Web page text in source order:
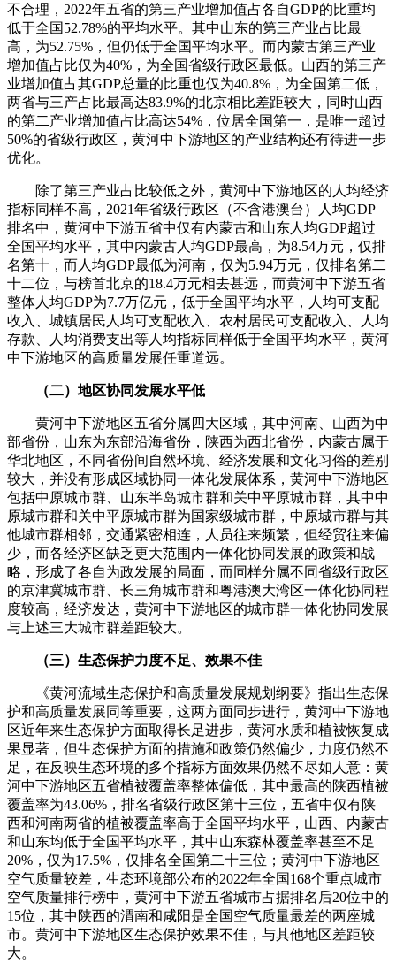
不合理，2022年五省的第三产业增加值占各自GDP的比重均
低于全国52.78%的平均水平。其中山东的第三产业占比最
高，为52.75%，但仍低于全国平均水平。而内蒙古第三产业
增加值占比仅为40%，为全国省级行政区最低。山西的第三产
业增加值占其GDP总量的比重也仅为40.8%，为全国第二低，
两省与三产占比最高达83.9%的北京相比差距较大，同时山西
的第二产业增加值占比高达54%，位居全国第一，是唯一超过
50%的省级行政区，黄河中下游地区的产业结构还有待进一步
优化。
除了第三产业占比较低之外，黄河中下游地区的人均经济
指标同样不高，2021年省级行政区（不含港澳台）人均GDP
排名中，黄河中下游五省中仅有内蒙古和山东人均GDP超过
全国平均水平，其中内蒙古人均GDP最高，为8.54万元，仅排
名第十，而人均GDP最低为河南，仅为5.94万元，仅排名第二
十二位，与榜首北京的18.4万元相去甚远，而黄河中下游五省
整体人均GDP为7.7万亿元，低于全国平均水平，人均可支配
收入、城镇居民人均可支配收入、农村居民可支配收入、人均
存款、人均消费支出等人均指标同样低于全国平均水平，黄河
中下游地区的高质量发展任重道远。
（二）地区协同发展水平低
黄河中下游地区五省分属四大区域，其中河南、山西为中
部省份，山东为东部沿海省份，陕西为西北省份，内蒙古属于
华北地区，不同省份间自然环境、经济发展和文化习俗的差别
较大，并没有形成区域协同一体化发展体系，黄河中下游地区
包括中原城市群、山东半岛城市群和关中平原城市群，其中中
原城市群和关中平原城市群为国家级城市群，中原城市群与其
他城市群相邻，交通紧密相连，人员往来频繁，但经贸往来偏
少，而各经济区缺乏更大范围内一体化协同发展的政策和战
略，形成了各自为政发展的局面，而同样分属不同省级行政区
的京津冀城市群、长三角城市群和粤港澳大湾区一体化协同程
度较高，经济发达，黄河中下游地区的城市群一体化协同发展
与上述三大城市群差距较大。
（三）生态保护力度不足、效果不佳
《黄河流域生态保护和高质量发展规划纲要》指出生态保
护和高质量发展同等重要，这两方面同步进行，黄河中下游地
区近年来生态保护方面取得长足进步，黄河水质和植被恢复成
果显著，但生态保护方面的措施和政策仍然偏少，力度仍然不
足，在反映生态环境的多个指标方面效果仍然不尽如人意：黄
河中下游地区五省植被覆盖率整体偏低，其中最高的陕西植被
覆盖率为43.06%，排名省级行政区第十三位，五省中仅有陕
西和河南两省的植被覆盖率高于全国平均水平，山西、内蒙古
和山东均低于全国平均水平，其中山东森林覆盖率甚至不足
20%，仅为17.5%，仅排名全国第二十三位；黄河中下游地区
空气质量较差，生态环境部公布的2022年全国168个重点城市
空气质量排行榜中，黄河中下游五省城市占据排名后20位中的
15位，其中陕西的渭南和咸阳是全国空气质量最差的两座城
市。黄河中下游地区生态保护效果不佳，与其他地区差距较
大。